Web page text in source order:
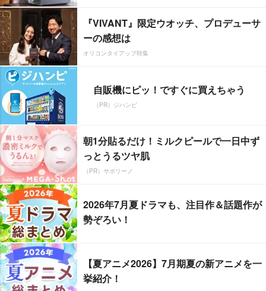
『VIVANT』限定ウオッチ、プロデューサ
ーの感想は
オリコンタイアップ特集
自販機にピッ！ですぐに買えちゃう
（PR）ジハンピ
朝1分貼るだけ！ミルクピールで一日中ず
っとうるツヤ肌
（PR）サボリーノ
2026年7月夏ドラマも、注目作＆話題作が
勢ぞろい！
【夏アニメ2026】7月期夏の新アニメを一
挙紹介！